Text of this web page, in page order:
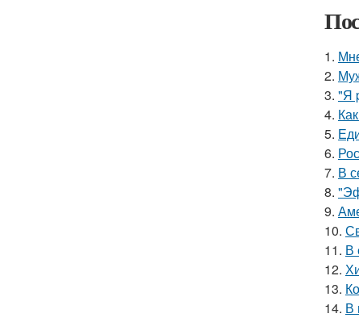
1.
2.
3. "Я
4.
5.
6.
7. В
8.
9.
10.
11. В
12.
13.
14. В